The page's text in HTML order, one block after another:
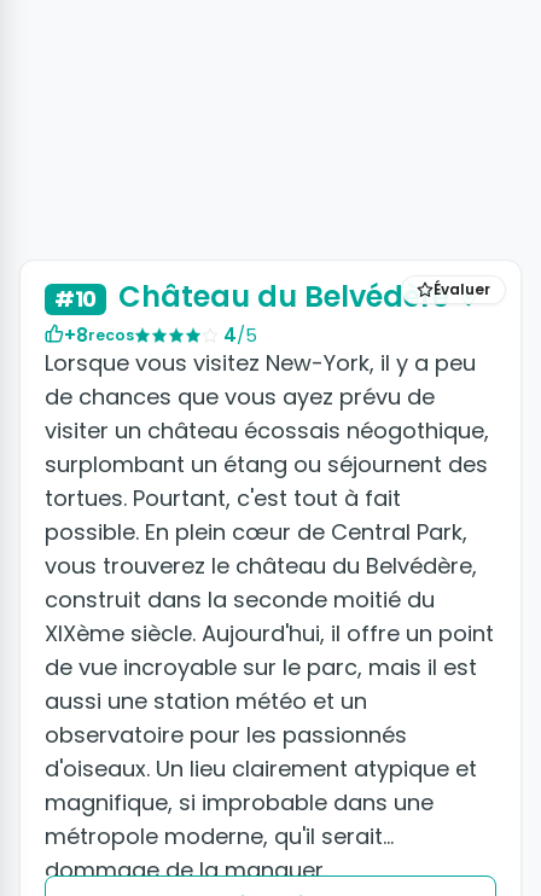
Évaluer
#10 Château du Belvédère
+8recos 4/5
Lorsque vous visitez New-York, il y a peu
de chances que vous ayez prévu de
visiter un château écossais néogothique,
surplombant un étang ou séjournent des
tortues. Pourtant, c'est tout à fait
possible. En plein cœur de Central Park,
vous trouverez le château du Belvédère,
construit dans la seconde moitié du
XIXème siècle. Aujourd'hui, il offre un point
de vue incroyable sur le parc, mais il est
aussi une station météo et un
observatoire pour les passionnés
d'oiseaux. Un lieu clairement atypique et
magnifique, si improbable dans une
métropole moderne, qu'il serait
dommage de la manquer.